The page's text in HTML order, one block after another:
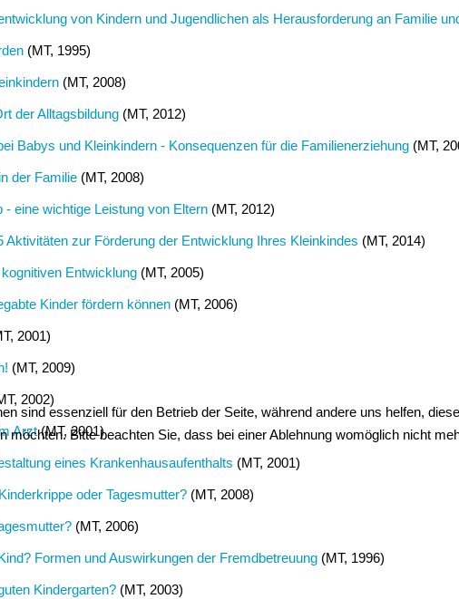
von Kindern und Jugendlichen als Herausforderung an Familie
(MT, 1995)
(MT, 2008)
der Alltagsbildung (MT, 2012)
Babys und Kleinkindern - Konsequenzen für die Familienerziehung (MT,
der Familie (MT, 2008)
- eine wichtige Leistung von Eltern (MT, 2012)
Aktivitäten zur Förderung der Entwicklung Ihres Kleinkindes (MT, 2014)
Entwicklung (MT, 2005)
Kinder fördern können (MT, 2006)
2001)
(MT, 2009)
2002)
Arzt(MT, 2001)
eines Krankenhausaufenthalts (MT, 2001)
oder Tagesmutter? (MT, 2008)
(MT, 2006)
Formen und Auswirkungen der Fremdbetreuung (MT, 1996)
Kindergarten? (MT, 2003)
sind essenziell für den Betrieb der Seite, während andere uns helfen,
Bitte beachten Sie, dass bei einer Ablehnung womöglich nicht